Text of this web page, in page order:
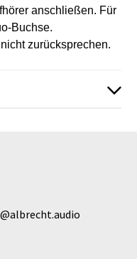
anschließen. Für
Buchse.
zurücksprechen.
@albrecht.audio